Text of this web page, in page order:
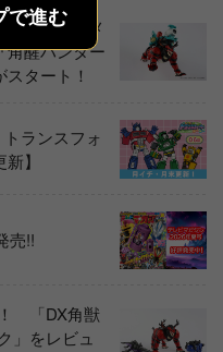
で進む
醒器 DXオメ
醒ハンター
タート！
ランスフォ
】
売!!
！ 「DX角獣
」をレビュ